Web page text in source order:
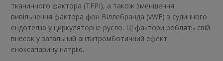
тканинного фактора (TFPI), а також зменшення
вивільнення фактора фон Віллебранда (vWF) з судинного
ендотелію у циркуляторне русло. Ці фактори роблять свій
внесок у загальний антитромботичний ефект
еноксапарину натрію.